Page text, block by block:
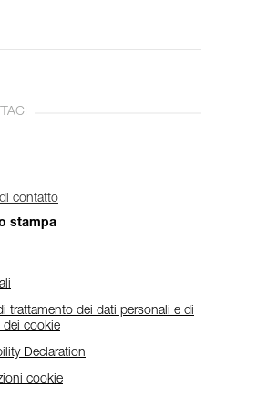
contatto
stampa
trattamento dei dati personali e di
dei cookie
Declaration
cookie